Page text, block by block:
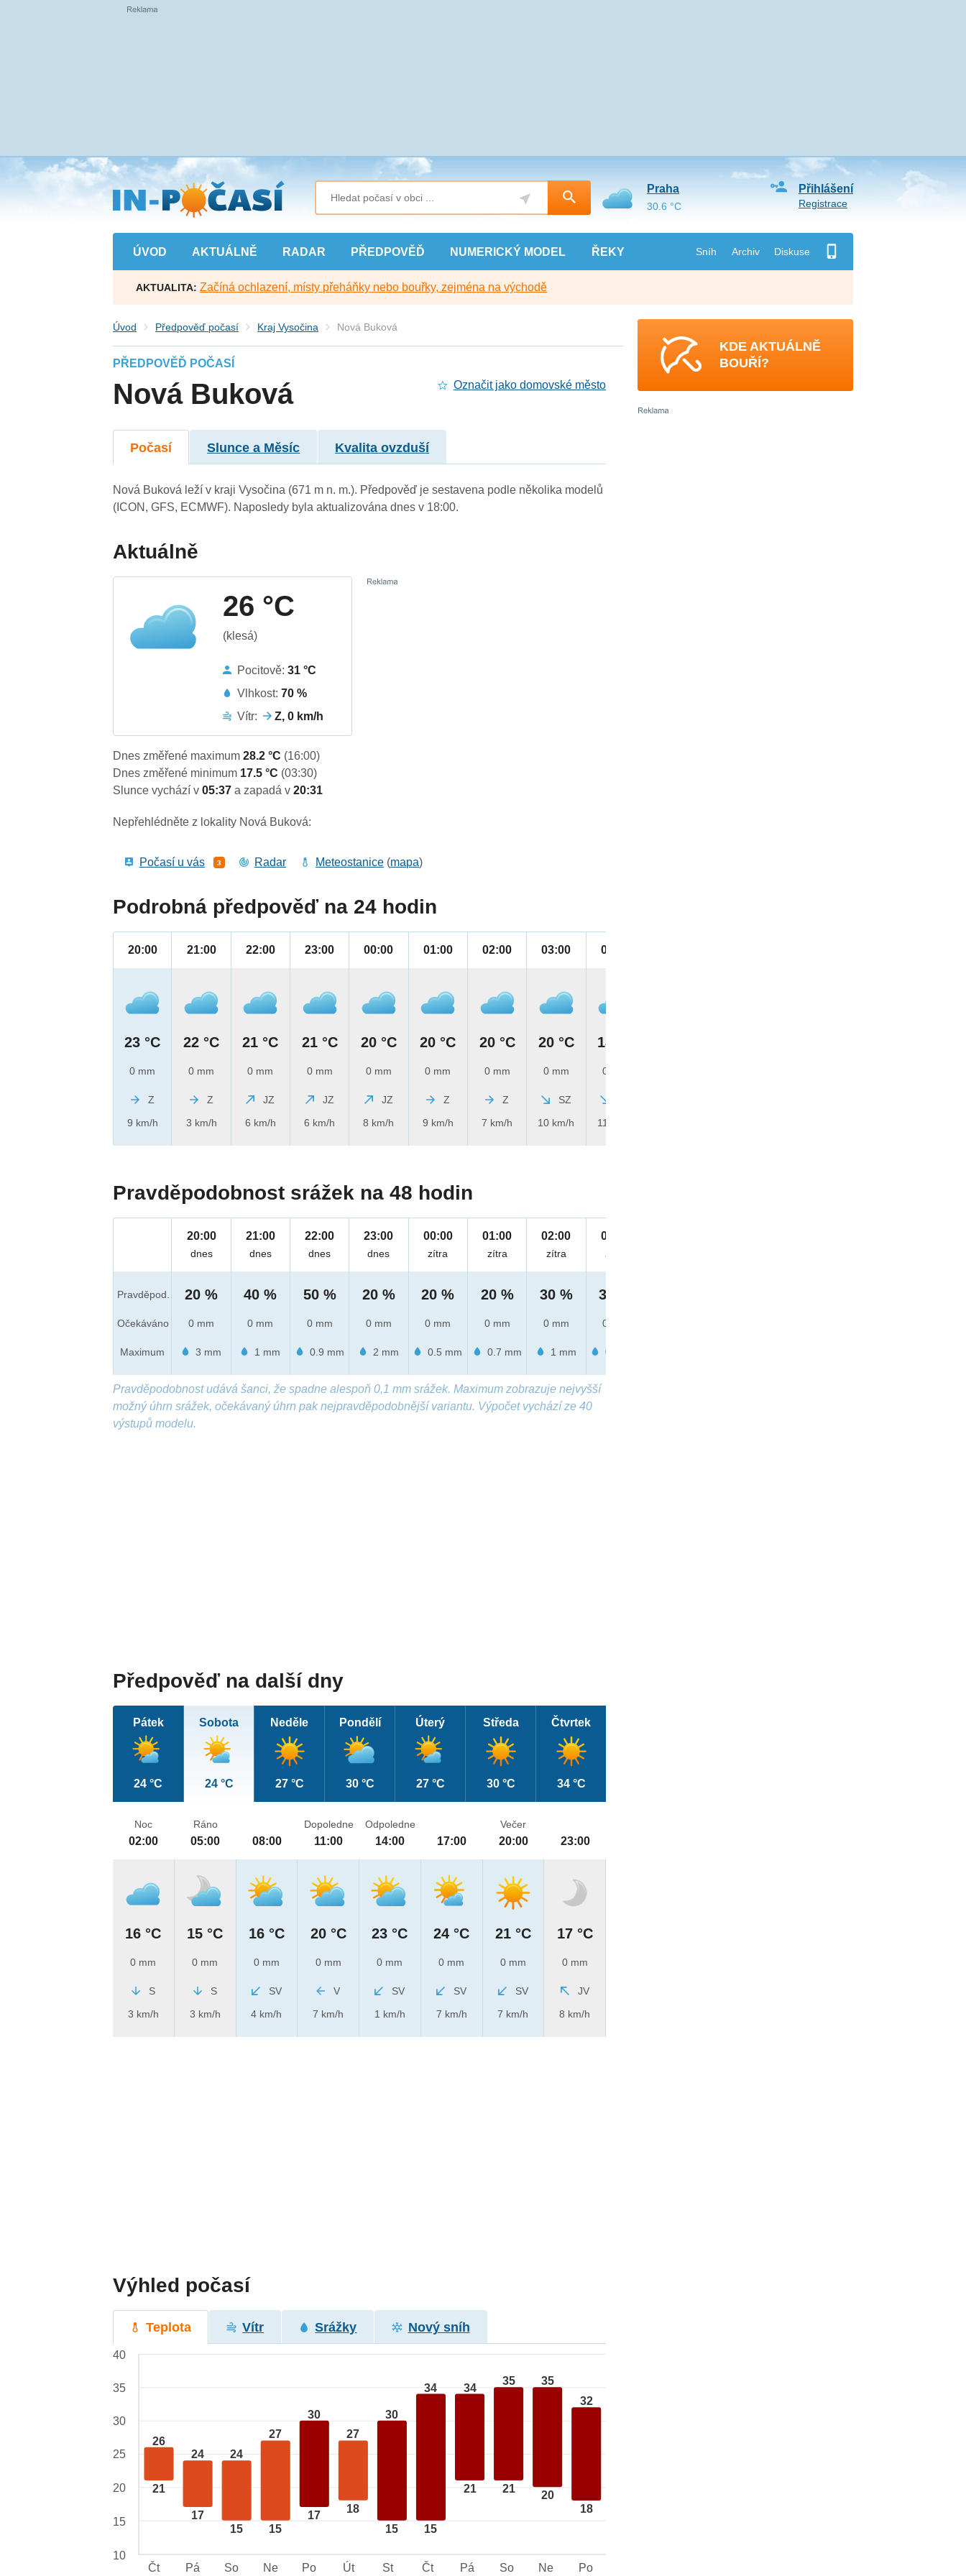
Přejít
na
hlavní
obsah
ÚVOD AKTUÁLNĚ RADAR PŘEDPOVĚĎ NUMERICKÝ MODEL ŘEKY Sníh Archiv Diskuse
Přihlášení
Registrace
Praha
30.6 °C
AKTUALITA: Začíná ochlazení, místy přeháňky nebo bouřky, zejména na východě
Úvod Předpověď počasí Kraj Vysočina Nová Buková
PŘEDPOVĚĎ POČASÍ
Nová Buková Označit jako domovské město
Počasí Slunce a Měsíc Kvalita ovzduší
Nová Buková leží v kraji Vysočina (671 m n. m.). Předpověď je sestavena podle několika modelů
(ICON, GFS, ECMWF). Naposledy byla aktualizována dnes v 18:00.
Aktuálně
26 °C
(klesá)
Pocitově:31 °C
Vlhkost:70 %
Vítr:
Z, 0 km/h
Dnes změřené maximum28.2 °C (16:00)
Dnes změřené minimum 17.5 °C (03:30)
Slunce vychází v05:37a zapadá v20:31
Nepřehlédněte z lokality Nová Buková:
Počasí u vás 3 Radar Meteostanice (mapa)
Podrobná předpověď na 24 hodin
20:00
23 °C
0 mm
Z
9 km/h
21:00
22 °C
0 mm
Z
3 km/h
22:00
21 °C
0 mm
JZ
6 km/h
23:00
21 °C
0 mm
JZ
6 km/h
00:00
20 °C
0 mm
JZ
8 km/h
01:00
20 °C
0 mm
Z
9 km/h
02:00
20 °C
0 mm
Z
7 km/h
03:00
20 °C
0 mm
SZ
10 km/h
04:00
18 °C
0 mm
11 km/h
Pravděpodobnost srážek na 48 hodin
Pravděpod.
Očekáváno
Maximum
20:00
dnes
20 %
0 mm
3 mm
21:00
dnes
40 %
0 mm
1 mm
22:00
dnes
50 %
0 mm
0.9 mm
23:00
dnes
20 %
0 mm
2 mm
00:00
zítra
20 %
0 mm
0.5 mm
01:00
zítra
20 %
0 mm
0.7 mm
02:00
zítra
30 %
0 mm
1 mm
03:00
zítra
30 %
0 mm
0.5 mm
Pravděpodobnost udává šanci, že spadne alespoň 0,1 mm srážek. Maximum zobrazuje nejvyšší
možný úhrn srážek, očekávaný úhrn pak nejpravděpodobnější variantu. Výpočet vychází ze 40
výstupů modelu.
Předpověď na další dny
Pátek
24 °C
Sobota
24 °C
Neděle
27 °C
Pondělí
30 °C
Úterý
27 °C
Středa
30 °C
Čtvrtek
34 °C
Noc
02:00
16 °C
0 mm
S
3 km/h
Ráno
05:00
15 °C
0 mm
S
3 km/h
08:00
16 °C
0 mm
SV
4 km/h
Dopoledne
11:00
20 °C
0 mm
V
7 km/h
Odpoledne
14:00
23 °C
0 mm
SV
1 km/h
17:00
24 °C
0 mm
SV
7 km/h
Večer
20:00
21 °C
0 mm
SV
7 km/h
23:00
17 °C
0 mm
JV
8 km/h
Výhled počasí
Teplota Vítr Srážky Nový sníh
26
21
24
17
24
15
27
15
30
17
27
18
30
15
34
15
34
21
35
21
35
20
32
18
40
35
30
25
20
15
10
Čt
Pá So Ne Po Út St Čt Pá So Ne Po
KDE AKTUÁLNĚ
BOUŘÍ?